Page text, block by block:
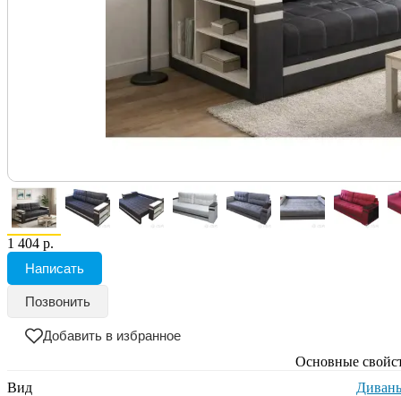
1 404 р.
Написать
Позвонить
Добавить в избранное
Основные
Вид